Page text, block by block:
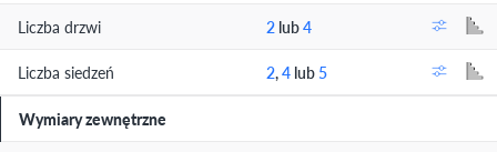
Liczba drzwi
2 lub4
Liczba siedzeń 2,4 lub 5
Wymiary zewnętrzne